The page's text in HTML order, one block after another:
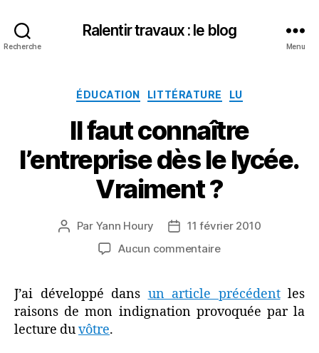
Recherche
Ralentir travaux : le blog
Menu
Catégories
ÉDUCATION LITTÉRATURE LU
Il faut connaître
l’entreprise dès le lycée.
Vraiment ?
Auteur
Par Yann Houry
Date11 février 2010
Aucun commentairesur
connaître
l’entreprise
J’ai développé dans un article précédentles
raisons de mon indignation provoquée par la
lecture duvôtre.